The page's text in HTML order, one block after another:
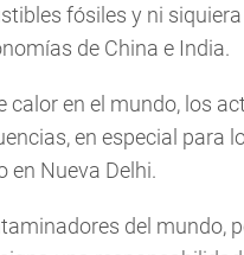
fósiles y ni siquiera
de China e India.
calor en el mundo, los
en especial para
en Nueva Delhi.
del mundo,